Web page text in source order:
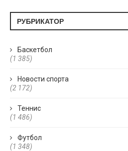
РУБРИКАТОР
Баскетбол
(1 385)
Новости спорта
(2 172)
Теннис
(1 486)
Футбол
(1 348)